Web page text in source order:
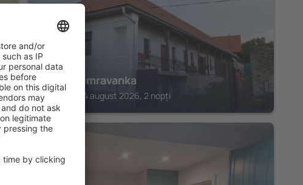
Chata Timravanka
Lucenec, 14 august 2026, 2 nopți